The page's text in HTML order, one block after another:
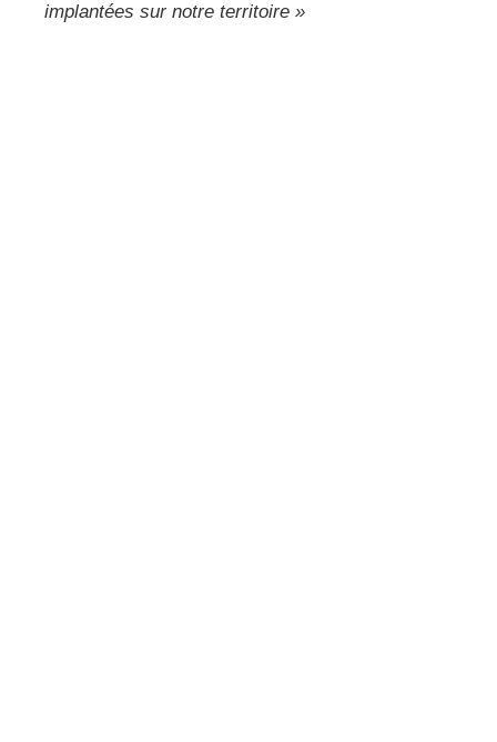
implantées sur notre territoire »